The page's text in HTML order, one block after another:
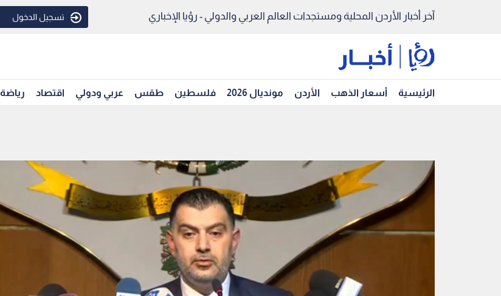
آخر أخبار الأردن المحلية ومستجدات العالم العربي والدولي - رؤيا الإخباري تسجيل الدخول
الرئيسية أسعار الذهب الأردن مونديال 2026 فلسطين طقس عربي ودولي اقتصاد رياضة